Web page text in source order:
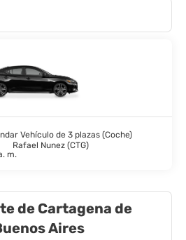
y un salón de eventos.
comodidades, se incluyen
en la habitación, además de un
todos los días.
y una cafetería a tu
Se ofrece un desayuno a la carta
con un coste adicional.
Vehículo de 3 plazas (Coche)
Rafael Nunez (CTG)
m.
de Cartagena de
Aires